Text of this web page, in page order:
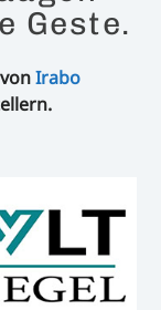
Geste.
vonIrabo